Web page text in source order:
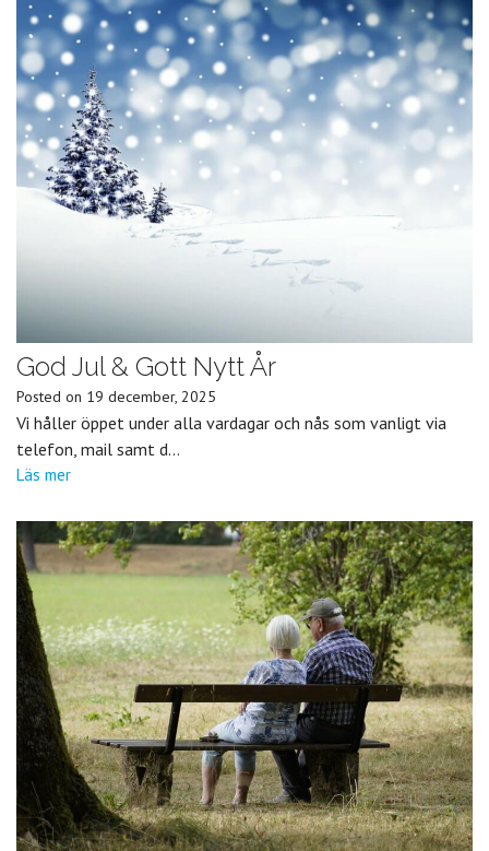
God Jul & Gott Nytt År
Posted on 19 december, 2025
Vi håller öppet under alla vardagar och nås som vanligt via
telefon, mail samt d…
Läs mer